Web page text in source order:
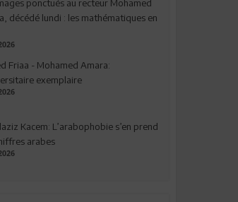
ponctués au recteur Mohamed
décédé lundi : les mathématiques en
Friaa - Mohamed Amara:
exemplaire
Kacem: L’arabophobie s’en prend
arabes